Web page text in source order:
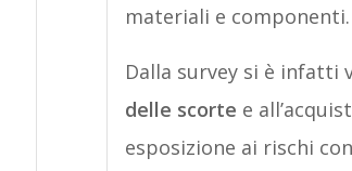
materiali e componenti.
Dalla survey si è
delle scorte e
esposizione ai rischi